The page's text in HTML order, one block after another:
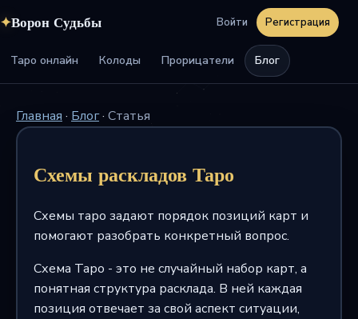
✦Ворон Судьбы
Таро онлайн Колоды Прорицатели Блог
Войти Регистрация
Главная · Блог· Статья
Схемы раскладов Таро
Схемы таро задают порядок позиций карт и
помогают разобрать конкретный вопрос.
Схема Таро - это не случайный набор карт, а
понятная структура расклада. В ней каждая
позиция отвечает за свой аспект ситуации,